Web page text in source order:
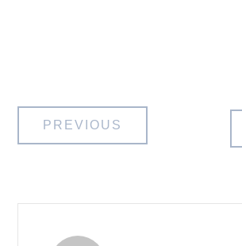
Navigation
PREVIOUS